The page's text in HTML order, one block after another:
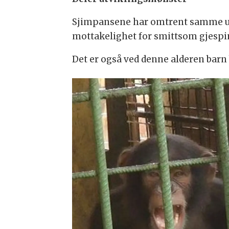
Sjimpansene har omtrent samme
mottakelighet for smittsom
Det er også ved denne alderen